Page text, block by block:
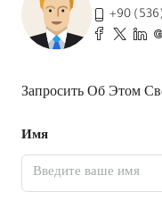
+90
Запросить Об Этом
Имя